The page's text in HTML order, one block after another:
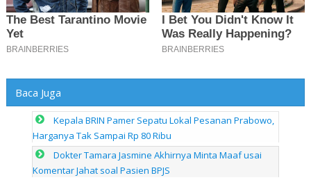
Baca Juga
Kepala BRIN Pamer Sepatu Lokal Pesanan Prabowo,
Harganya Tak Sampai Rp 80 Ribu
Dokter Tamara Jasmine Akhirnya Minta Maaf usai
Komentar Jahat soal Pasien BPJS